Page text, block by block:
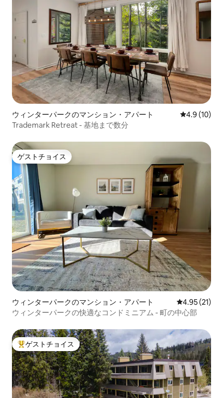
ウィンターパークのマンション・アパート レビュー10
4.9 (10)
Trademark Retreat - 基地まで数分
ゲストチョイス
ゲストチョイス
ウィンターパークのマンション・アパート レビュー21
4.95 (21)
ウィンターパークの快適なコンドミニアム - 町の中心部
大好評のゲストチョイスです。
ゲストチョイス